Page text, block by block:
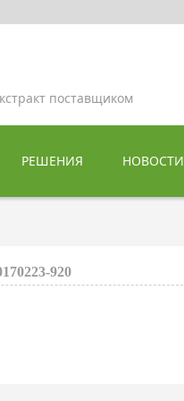
поставщиком
РЕШЕНИЯ НОВОСТИ
920